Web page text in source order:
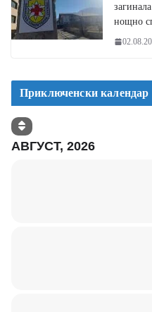
нощно
Приключенски календар
АВГУСТ, 2026